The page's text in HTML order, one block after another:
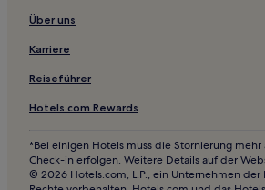
Über uns
Karriere
Reiseführer
Hotels.com Rewards
*Bei einigen Hotels muss die Stornierung mehr
Check-in erfolgen. Weitere Details auf der
© 2026 Hotels.com, L.P., ein Unternehmen der